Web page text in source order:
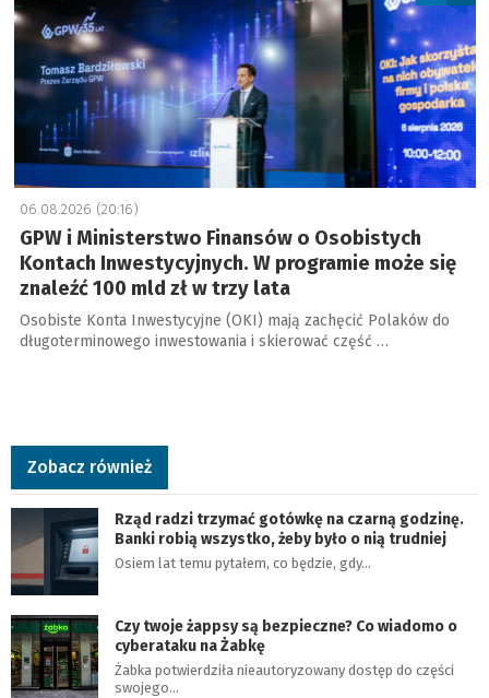
06.08.2026 (20:16)
GPW i Ministerstwo Finansów o Osobistych
Kontach Inwestycyjnych. W programie może się
znaleźć 100 mld zł w trzy lata
Osobiste Konta Inwestycyjne (OKI) mają zachęcić Polaków do
długoterminowego inwestowania i skierować część …
Zobacz również
Rząd radzi trzymać gotówkę na czarną godzinę.
Banki robią wszystko, żeby było o nią trudniej
Osiem lat temu pytałem, co będzie, gdy…
Czy twoje żappsy są bezpieczne? Co wiadomo o
cyberataku na Żabkę
Żabka potwierdziła nieautoryzowany dostęp do części
swojego…